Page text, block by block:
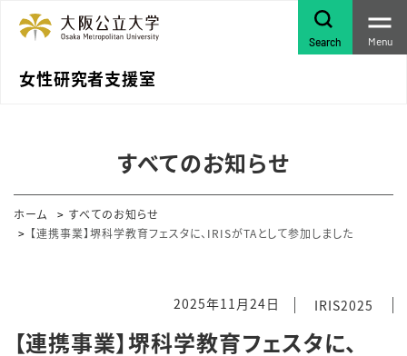
女性研究者支援室
Search Menu
すべてのお知らせ
ホーム
すべてのお知らせ
【連携事業】堺科学教育フェスタに、IRISがTAとして参加しました
2025年11月24日 IRIS2025
【連携事業】堺科学教育フェスタに、